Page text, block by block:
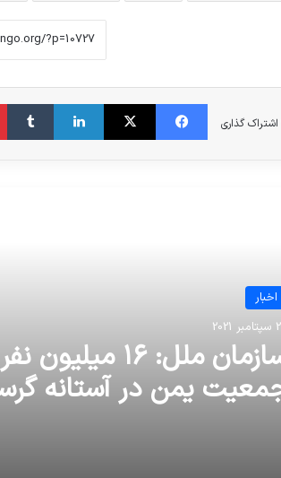
اشتراک گذاری
فیس بوک X لینکدین
اخبار
سازمان ملل: ۱۶ میلیون
یمن در آستانه